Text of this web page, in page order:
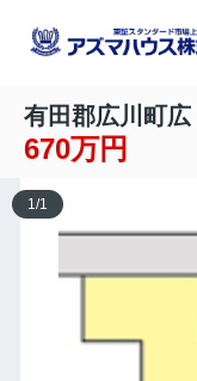
有田郡広川町
670万円
1 /1